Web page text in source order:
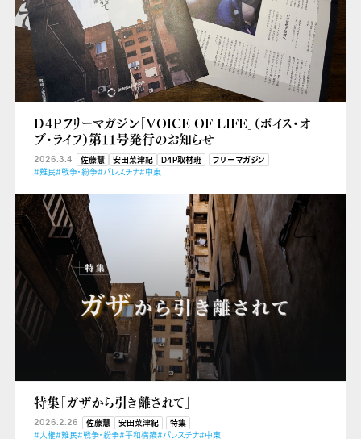
D４Pフリーマガジン「VOICE OF LIFE」（ボイス・オ
ブ・ライフ）第11号発行のお知らせ
2026.3.4 佐藤慧 安田菜津紀 D4P取材班
フリーマガジン
#難民#戦争・紛争#パレスチナ#中東
特集「ガザから引き離されて」
2026.2.26 佐藤慧 安田菜津紀
特集
#人権#難民#戦争・紛争#平和構築#パレスチナ#中東